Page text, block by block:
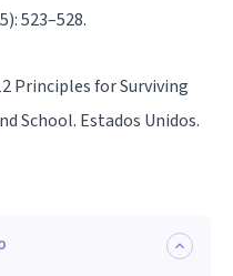
523–528.
Principles for Surviving
School. Estados Unidos.